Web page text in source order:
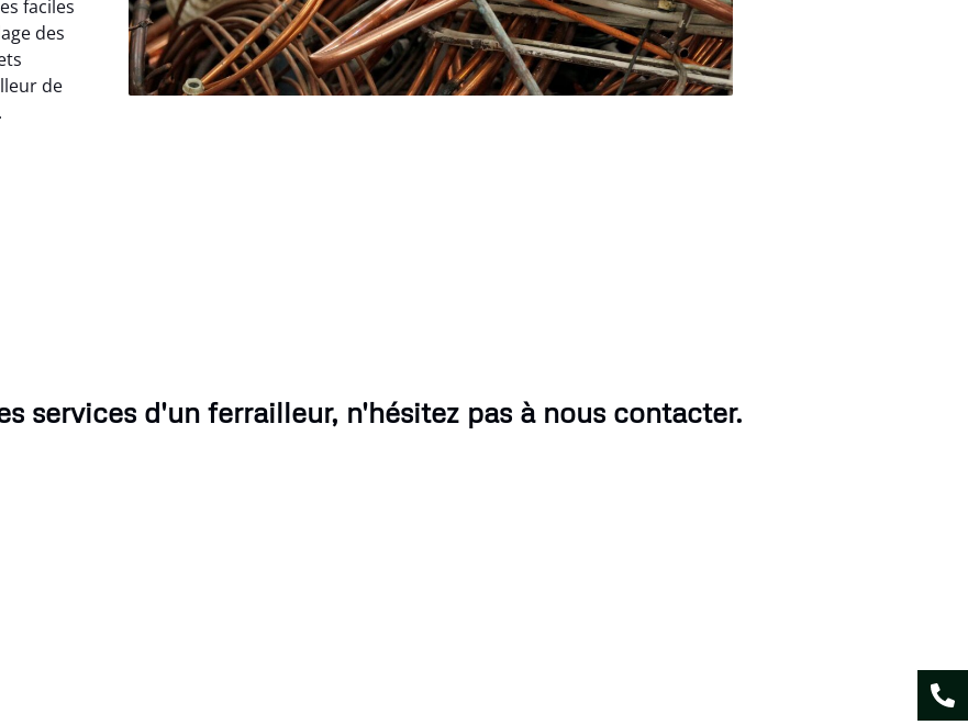
faciles
des
de
services d'un ferrailleur, n'hésitez pas à nous contacter.